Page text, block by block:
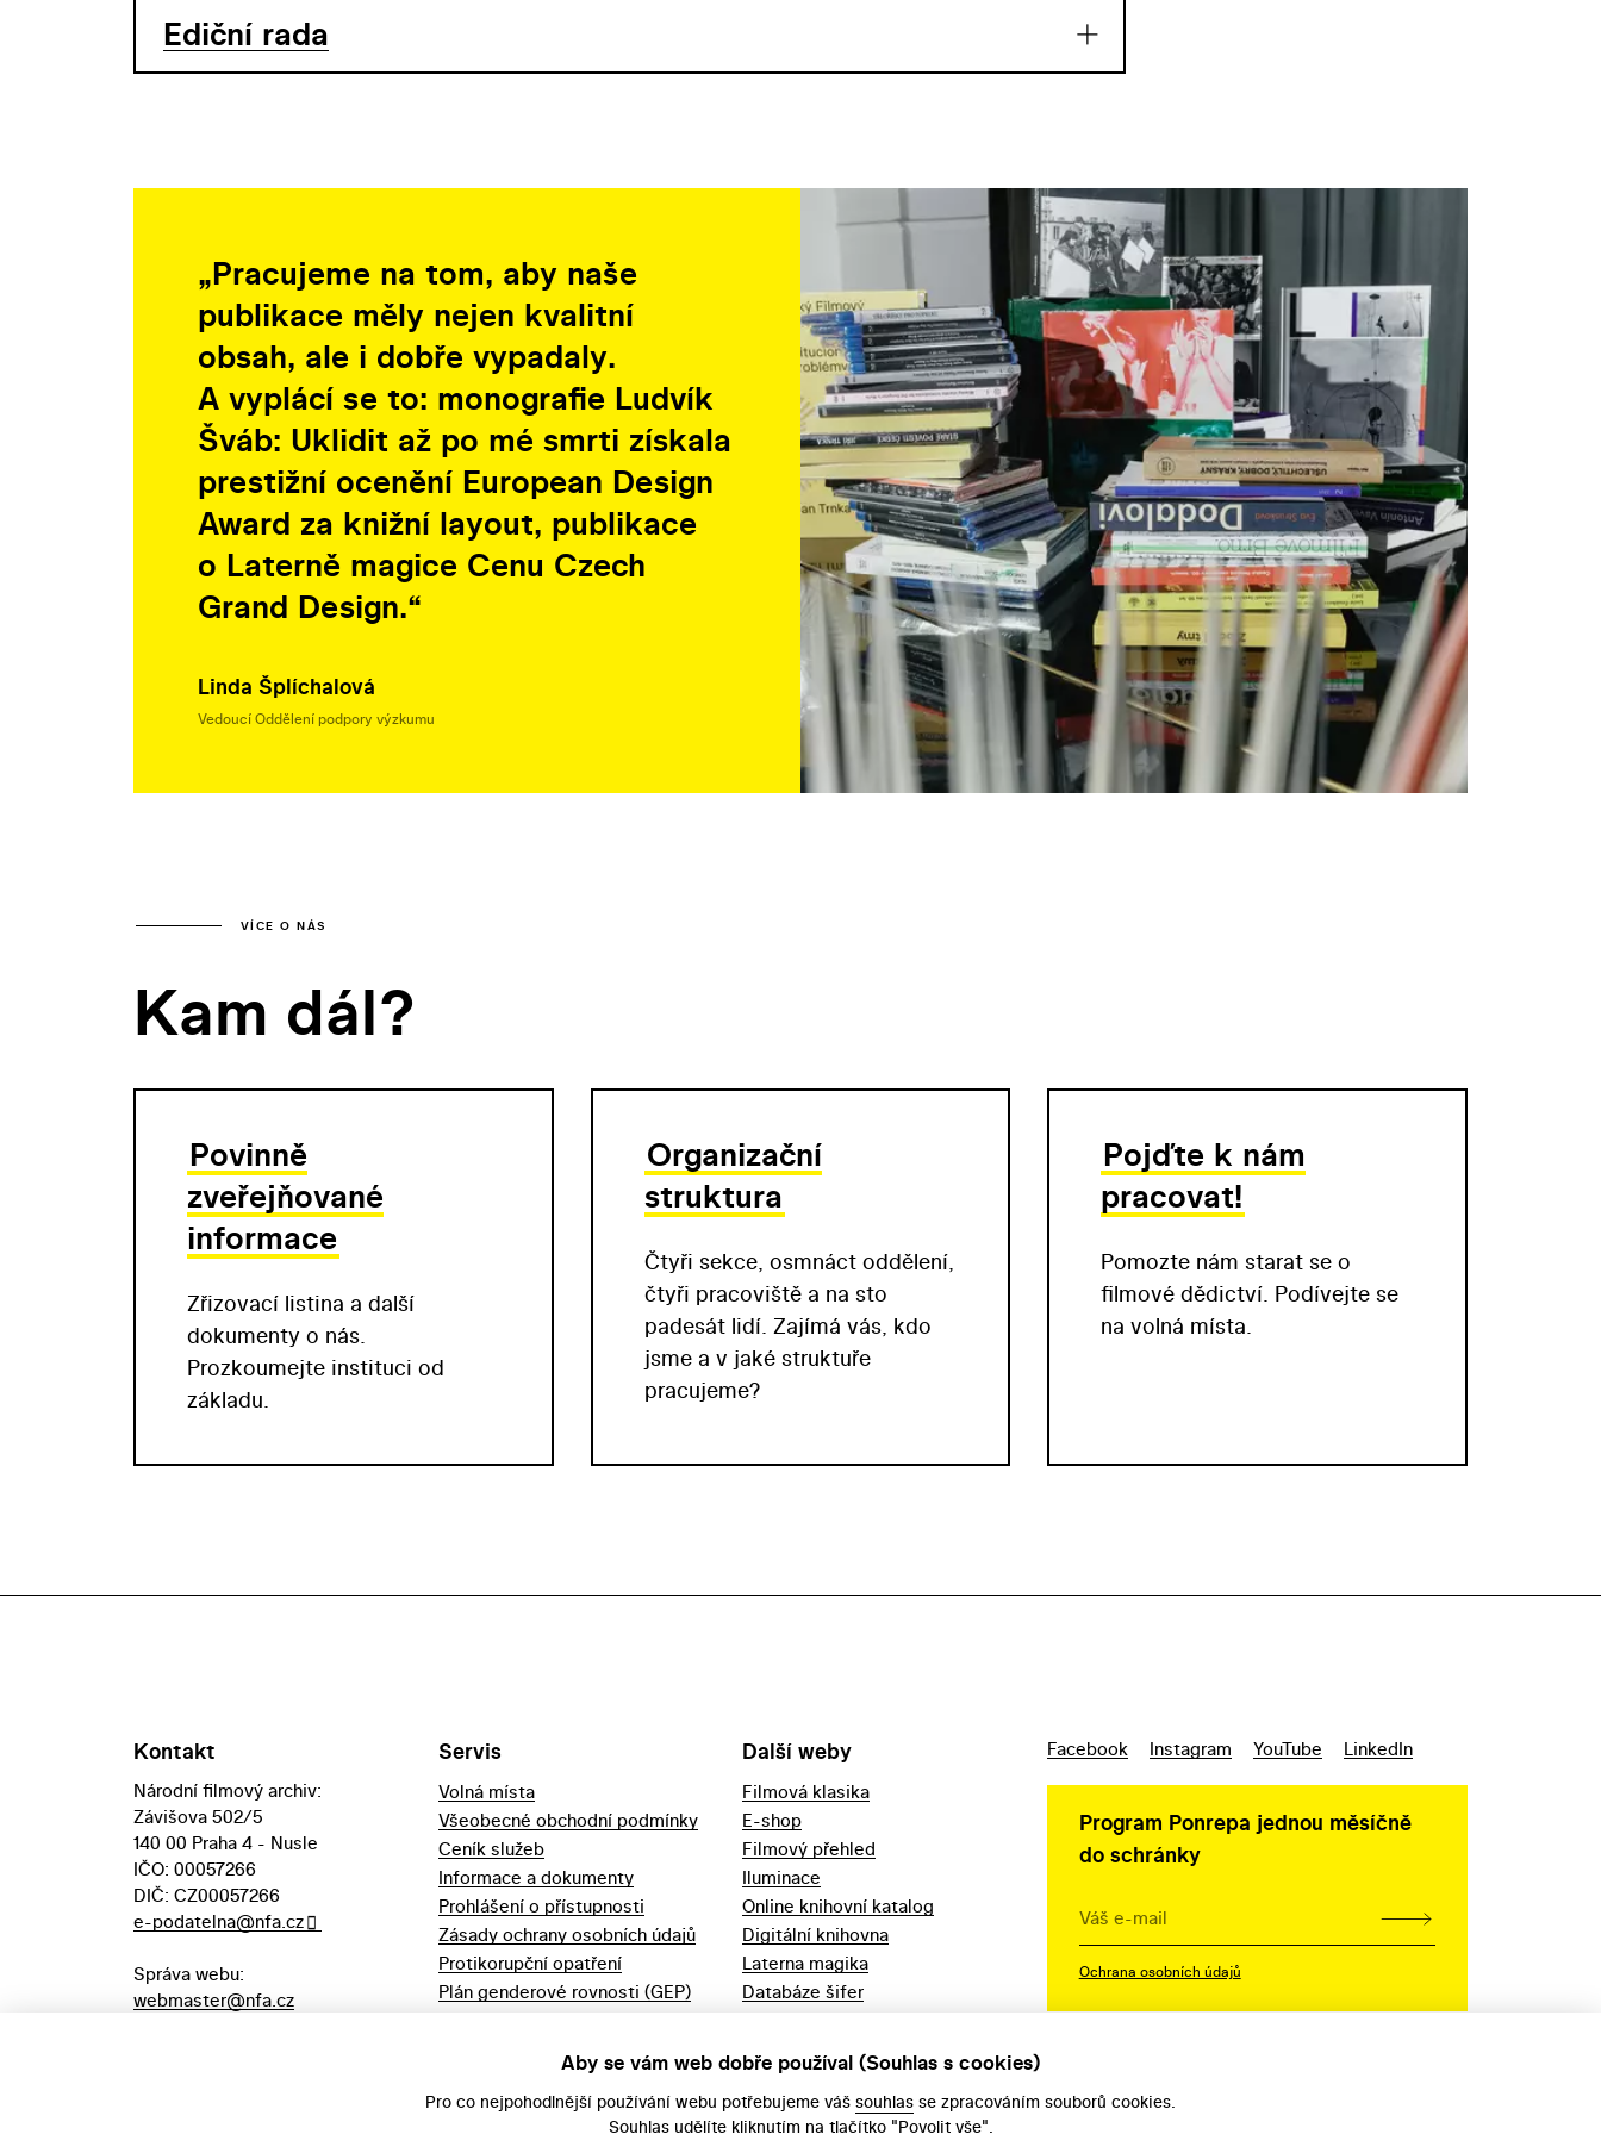
Ediční rada
„Pracujeme na tom, aby naše
publikace měly nejen kvalitní
obsah, ale i dobře vypadaly.
A vyplácí se to: monografie Ludvík
Šváb: Uklidit až po mé smrti získala
prestižní ocenění European Design
Award za knižní layout, publikace
o Laterně magice Cenu Czech
Grand Design.“
Linda Šplíchalová
Vedoucí Oddělení podpory výzkumu
VÍCE O NÁS
Kam dál?
Povinně
zveřejňované
informace
Zřizovací listina a další
dokumenty o nás.
Prozkoumejte instituci od
základu.
Organizační
struktura
Čtyři sekce, osmnáct oddělení,
čtyři pracoviště a na sto
padesát lidí. Zajímá vás, kdo
jsme a v jaké struktuře
pracujeme?
Pojďte k nám
pracovat!
Pomozte nám starat se o
filmové dědictví. Podívejte se
na volná místa.
Kontakt
Národní filmový archiv:
Závišova 502/5
140 00 Praha 4 - Nusle
IČO: 00057266
DIČ: CZ00057266
e-podatelna@nfa.cz
Správa webu:
webmaster@nfa.cz
Servis
Volná místa
Všeobecné obchodní podmínky
Ceník služeb
Informace a dokumenty
Prohlášení o přístupnosti
Zásady ochrany osobních údajů
Protikorupční opatření
Plán genderové rovnosti (GEP)
Další weby
Filmová klasika
E-shop
Filmový přehled
Iluminace
Online knihovní katalog
Digitální knihovna
Laterna magika
Databáze šifer
Facebook Instagram YouTube LinkedIn
Program Ponrepa jednou měsíčně
do schránky
Ochrana osobních údajů
Aby se vám web dobře používal (Souhlas s cookies)
Pro co nejpohodlnější používání webu potřebujeme váš souhlas se zpracováním souborů cookies.
Souhlas udělíte kliknutím na tlačítko "Povolit vše".